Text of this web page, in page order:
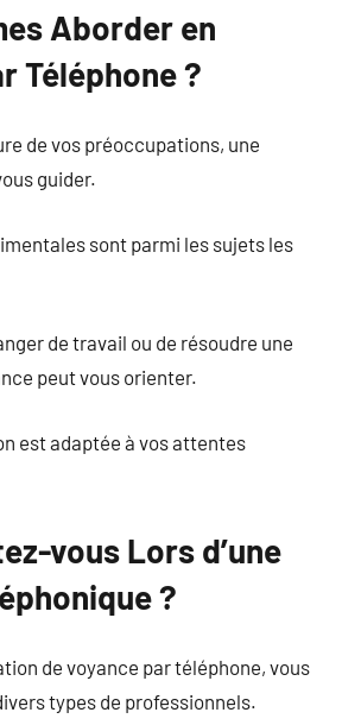
Aborder en
Téléphone ?
de vos préoccupations, une
guider.
sont parmi les sujets les
de travail ou de résoudre une
peut vous orienter.
est adaptée à vos attentes
vous Lors d’une
?
de voyance par téléphone, vous
types de professionnels.